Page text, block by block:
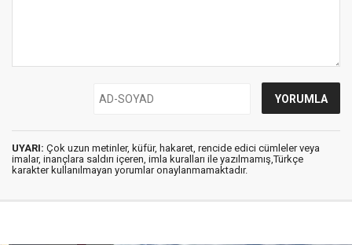
UYARI: Çok uzun metinler, küfür, hakaret, rencide edici cümleler veya
imalar, inançlara saldırı içeren, imla kuralları ile yazılmamış,Türkçe
karakter kullanılmayan yorumlar onaylanmamaktadır.